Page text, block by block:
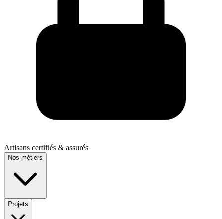
Artisans certifiés & assurés
Nos métiers
Projets